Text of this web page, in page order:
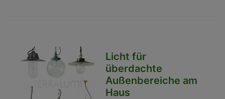
Licht für
überdachte
Außenbereiche am
Haus